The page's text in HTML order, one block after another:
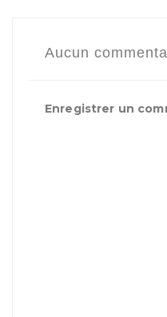
Aucun
Enregistrer un